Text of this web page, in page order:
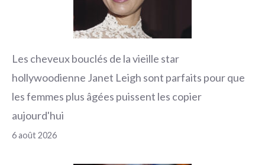
Les cheveux bouclés de la vieille star
hollywoodienne Janet Leigh sont parfaits pour que
les femmes plus âgées puissent les copier
aujourd'hui
6 août 2026